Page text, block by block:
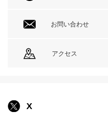
お問い合わせ
アクセス
X